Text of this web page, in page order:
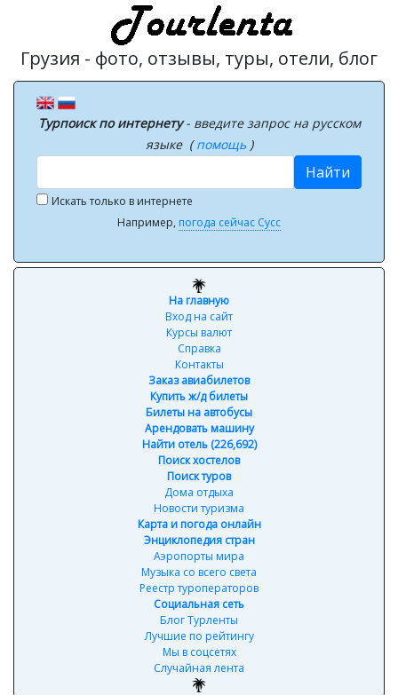
Грузия - фото, отзывы, туры, отели, блог
Турпоиск по интернету- введите запрос на русском
языке (помощь )
Найти
Искать только в интернете
Например, погода сейчас Сусс
На главную
Вход на сайт
Курсы валют
Справка
Контакты
Заказ авиабилетов
Купить ж/д билеты
Билеты на автобусы
Арендовать машину
Найти отель (226,692)
Поиск хостелов
Поиск туров
Дома отдыха
Новости туризма
Карта и погода онлайн
Энциклопедия стран
Аэропорты мира
Музыка со всего света
Реестр туроператоров
Социальная сеть
Блог Турленты
Лучшие по рейтингу
Мы в соцсетях
Случайная лента